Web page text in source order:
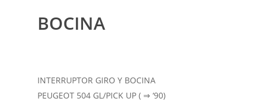
BOCINA
INTERRUPTOR GIRO Y BOCINA
PEUGEOT 504 GL/PICK UP ( ⇒ ‘90)